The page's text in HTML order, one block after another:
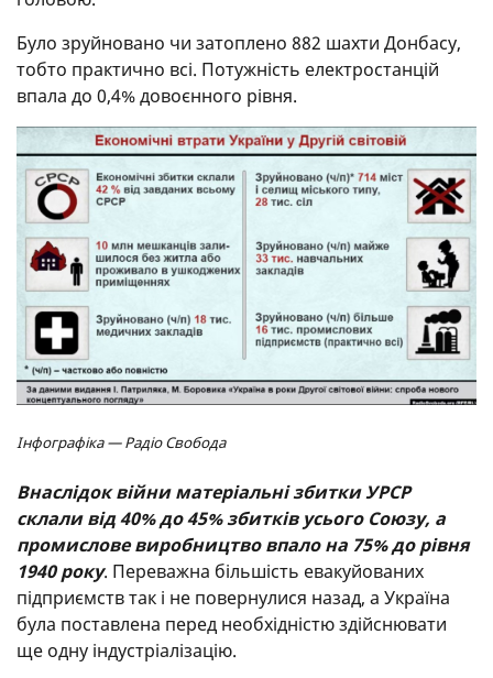
Було зруйновано чи затоплено 882 шахти Донбасу,
тобто практично всі. Потужність електростанцій
впала до 0,4% довоєнного рівня.
Інфографіка — Радіо Свобода
Внаслідок війни матеріальні збитки УРСР
склали від 40% до 45% збитків усього Союзу, а
промислове виробництво впало на 75% до рівня
1940 року. Переважна більшість евакуйованих
підприємств так і не повернулися назад, а Україна
була поставлена перед необхідністю здійснювати
ще одну індустріалізацію.